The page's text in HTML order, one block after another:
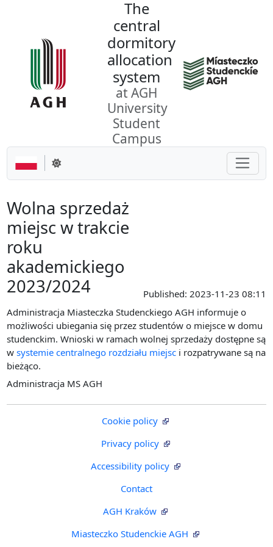
The
central
dormitory
allocation
system
at AGH
University
Student
Campus
Change theme
Wolna sprzedaż
miejsc w trakcie
roku
akademickiego
2023/2024
Published: 2023-11-23 08:11
Administracja Miasteczka Studenckiego AGH informuje o
możliwości ubiegania się przez studentów o miejsce w domu
studenckim. Wnioski w ramach wolnej sprzedaży dostępne są
wsystemie centralnego rozdziału miejsc i rozpatrywane są na
bieżąco.
Administracja MS AGH
Cookie policy
Privacy policy
Accessibility policy
Contact
AGH Kraków
Miasteczko Studenckie AGH